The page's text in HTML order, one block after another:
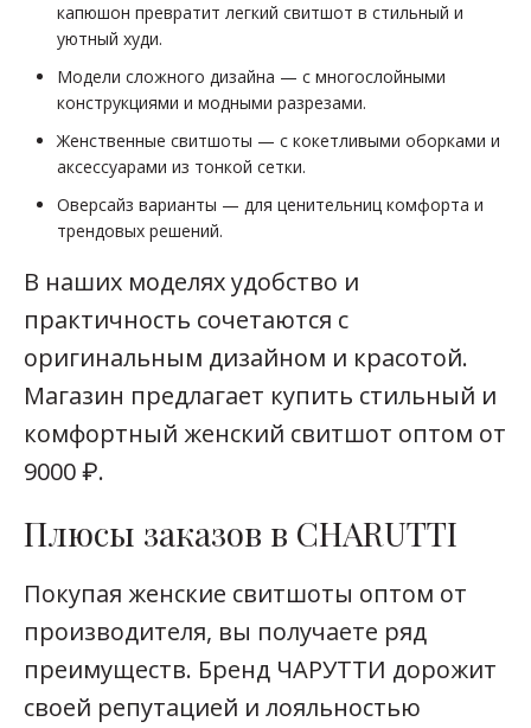
капюшон превратит легкий свитшот в стильный и
уютный худи.
Модели сложного дизайна — с многослойными
конструкциями и модными разрезами.
Женственные свитшоты — с кокетливыми оборками и
аксессуарами из тонкой сетки.
Оверсайз варианты — для ценительниц комфорта и
трендовых решений.
В наших моделях удобство и
практичность сочетаются с
оригинальным дизайном и красотой.
Магазин предлагает купить стильный и
комфортный женский свитшот оптом от
9000 ₽.
Плюсы заказов в CHARUTTI
Покупая женские свитшоты оптом от
производителя, вы получаете ряд
преимуществ. Бренд ЧАРУТТИ дорожит
своей репутацией и лояльностью